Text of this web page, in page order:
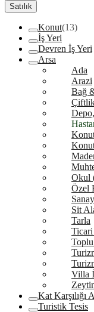
Satılık
Konut(13)
İş Yeri
Devren İş Yeri
Arsa
Ada
Arazi
Bağ
Okul
Özel
Sit
Tarla
Ticari
Villa
Kat Karşılığı
Turistik Tesis